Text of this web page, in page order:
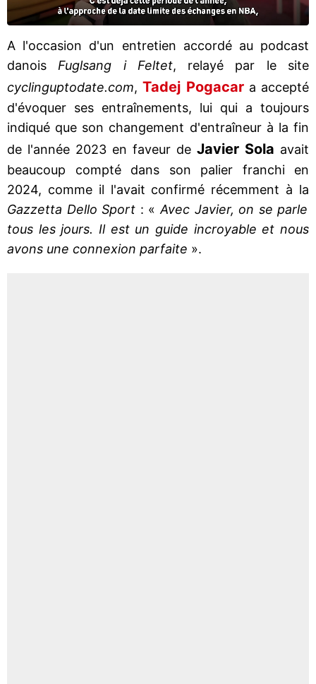
A l'occasion d'un entretien accordé au podcast
danois Fuglsang i Feltet, relayé par le site
cyclinguptodate.com,Tadej Pogacara accepté
d'évoquer ses entraînements, lui qui a toujours
indiqué que son changement d'entraîneur à la fin
de l'année 2023 en faveur de Javier Sola avait
beaucoup compté dans son palier franchi en
2024, comme il l'avait confirmé récemment à la
Gazzetta Dello Sport : «Avec Javier, on se parle
tous les jours. Il est un guide incroyable et nous
avons une connexion parfaite ».